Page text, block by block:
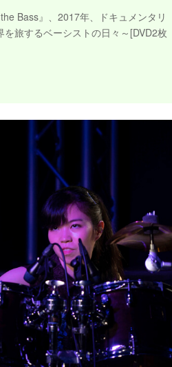
Bass』、2017年、ドキュメンタリ
旅するベーシストの日々～[DVD2枚